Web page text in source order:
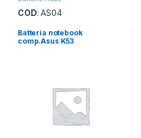
COD: AS04
Batteria notebook
comp.Asus K53